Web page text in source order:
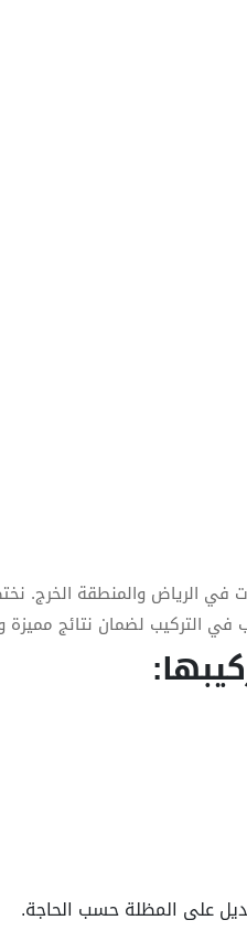
في الرياض والمنطقة الخرج.
التركيب لضمان نتائج مميزة
على المظلة حسب الحاجة.